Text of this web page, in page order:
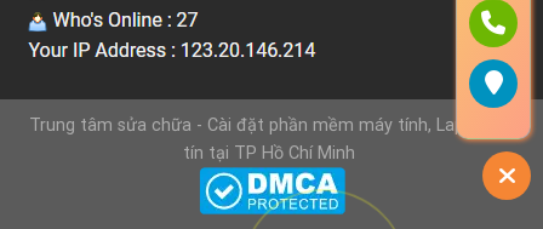
Trung tâm sửa chữa - Cài đặt phần mềm máy tính, Laptop uy
tín tại TP Hồ Chí Minh